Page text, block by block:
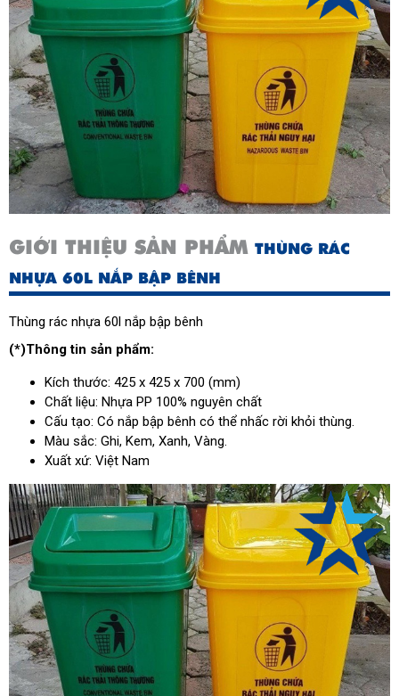
GIỚI THIỆU SẢN PHẨM THÙNG RÁC
NHỰA 60L NẮP BẬP BÊNH
Thùng rác nhựa 60l nắp bập bênh
(*)Thông tin sản phẩm:
Kích thước: 425 x 425 x 700 (mm)
Chất liệu: Nhựa PP 100% nguyên chất
Cấu tạo: Có nắp bập bênh có thể nhấc rời khỏi thùng.
Màu sắc: Ghi, Kem, Xanh, Vàng.
Xuất xứ: Việt Nam